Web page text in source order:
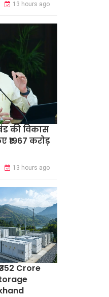
13 hours ago
की विकास
करोड़
13 hours ago
Crore